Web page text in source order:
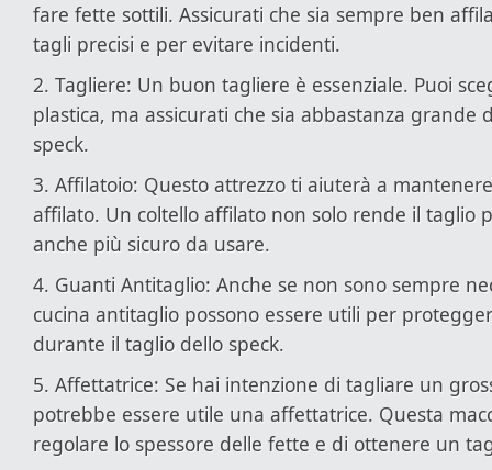
fare fette sottili. Assicurati che sia sempre ben
tagli precisi e per evitare incidenti.
2. Tagliere: Un buon tagliere è essenziale. Puoi
plastica, ma assicurati che sia abbastanza grande
speck.
3. Affilatoio: Questo attrezzo ti aiuterà a
affilato. Un coltello affilato non solo rende il taglio
anche più sicuro da usare.
4. Guanti Antitaglio: Anche se non sono sempre
cucina antitaglio possono essere utili per
durante il taglio dello speck.
5. Affettatrice: Se hai intenzione di tagliare un
potrebbe essere utile una affettatrice. Questa
regolare lo spessore delle fette e di ottenere un